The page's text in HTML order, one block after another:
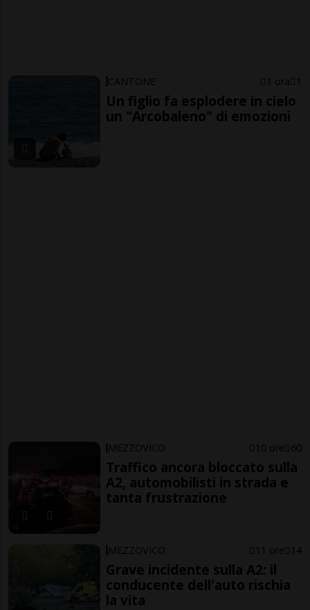
CANTONE 1 ora 1
Un figlio fa esplodere in cielo
un "Arcobaleno" di emozioni
MEZZOVICO 10 ore 60
Traffico ancora bloccato sulla
A2, automobilisti in strada e
tanta frustrazione
MEZZOVICO 11 ore 14
Grave incidente sulla A2: il
conducente dell'auto rischia
la vita